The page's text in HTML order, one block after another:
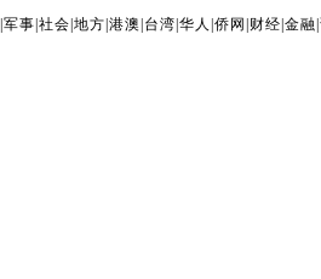
|军事 |社会 |地方 |港澳 台湾 |华人 |侨网 财经 |金融 |